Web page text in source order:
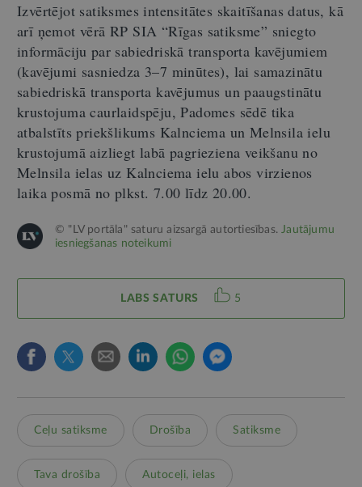
Izvērtējot satiksmes intensitātes skaitīšanas datus, kā
arī ņemot vērā RP SIA “Rīgas satiksme” sniegto
informāciju par sabiedriskā transporta kavējumiem
(kavējumi sasniedza 3–7 minūtes), lai samazinātu
sabiedriskā transporta kavējumus un paaugstinātu
krustojuma caurlaidspēju, Padomes sēdē tika
atbalstīts priekšlikums Kalnciema un Melnsila ielu
krustojumā aizliegt labā pagrieziena veikšanu no
Melnsila ielas uz Kalnciema ielu abos virzienos
laika posmā no plkst. 7.00 līdz 20.00.
© "LV portāla" saturu aizsargā autortiesības.Jautājumu
iesniegšanas noteikumi
LABS SATURS 5
Ceļu satiksme Drošība Satiksme
Tava drošība Autoceļi, ielas